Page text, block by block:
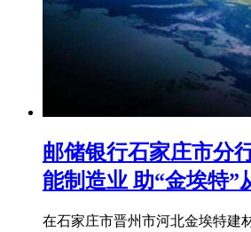
邮储银行石家庄市分
能制造业 助“金埃特”
在石家庄市晋州市河北金埃特建